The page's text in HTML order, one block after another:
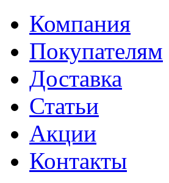
Компания
Покупателям
Доставка
Статьи
Акции
Контакты